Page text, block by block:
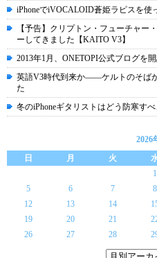
iPhoneでiVOCALOID蒼姫ラピスを
【予告】クリプトン・フューチャー
ーしてきました【KAITO V3】
2013年1月、ONETOPI公式ブログを
英語V3時代到来か――ケルトのそば
た
冬のiPhoneギタリストはどう防寒す
2026
日
月 火
1
5
6 7 8
12
13 14
19
20 21
26
27 28